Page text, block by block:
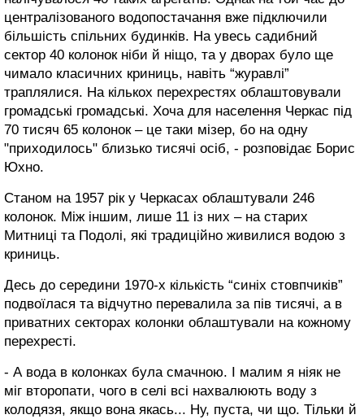
централізованого водопостачання вже підключили
більшість спільних будинків. На увесь садибний
сектор 40 колонок ніби й ніщо, та у дворах було ще
чимало класичних криниць, навіть “журавлі”
траплялися. На кількох перехрестях облаштовували
громадські громадські. Хоча для населення Черкас під
70 тисяч 65 колонок – це таки мізер, бо на одну
"приходилось" близько тисячі осіб, - розповідає Борис
Юхно.
Станом на 1957 рік у Черкасах облаштували 246
колонок. Між іншим, лише 11 із них – на старих
Митниці та Подолі, які традиційно живилися водою з
криниць.
Десь до середини 1970-х кількість “синіх стовпчиків”
подвоїлася та відчутно перевалила за пів тисячі, а в
приватних секторах колонки облаштували на кожному
перехресті.
- А вода в колонках була смачною. І малим я ніяк не
міг второпати, чого в селі всі нахвалюють воду з
колодязя, якщо вона якась... Ну, пуста, чи що. Тільки й